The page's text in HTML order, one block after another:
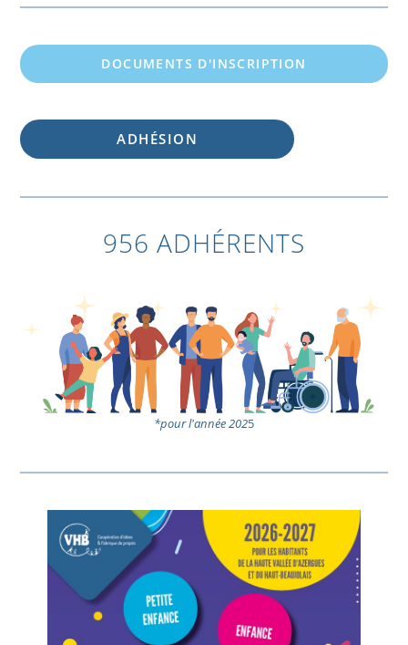
DOCUMENTS D'INSCRIPTION
ADHÉSION
956 ADHÉRENTS
*pour l'année 2025